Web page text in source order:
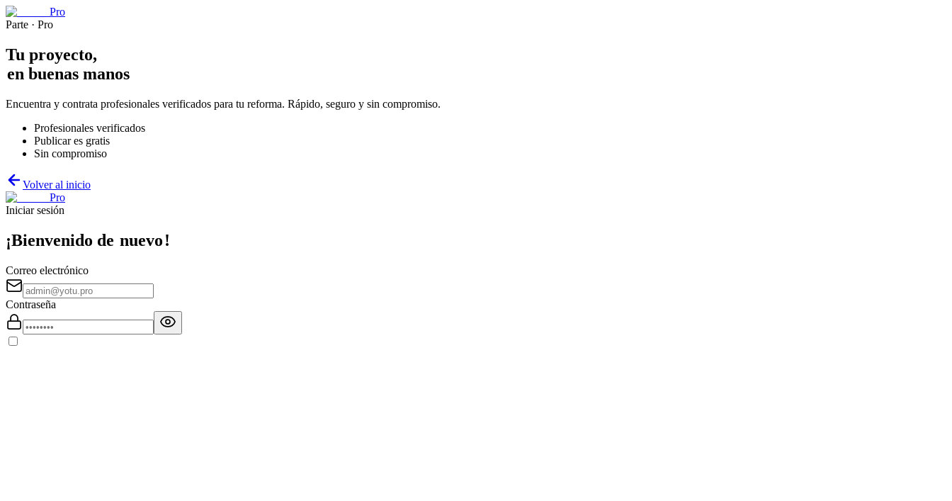
Pro
Parte · Pro
Tu proyecto,
en buenas manos
Encuentra y contrata profesionales verificados para tu reforma. Rápido, seguro y sin compromiso.
Profesionales verificados
Publicar es gratis
Sin compromiso
Volver al inicio
Pro
Iniciar sesión
¡Bienvenido de nuevo!
Correo electrónico
Contraseña